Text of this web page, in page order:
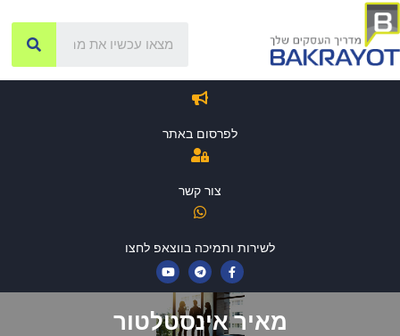
לפרסום באתר
צור קשר
לשירות ותמיכה בווצאפ לחצו
מאיר אינסטלטור